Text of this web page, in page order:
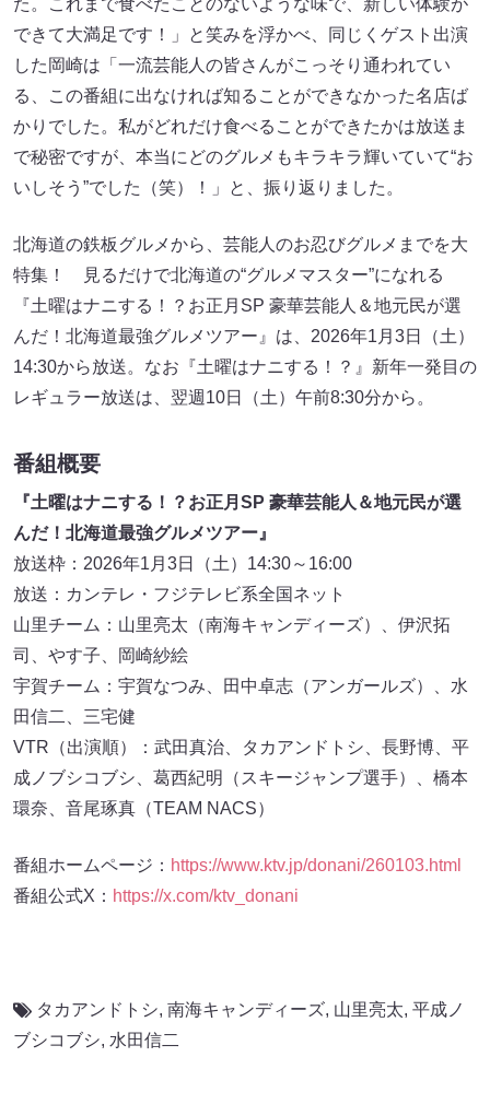
た。これまで食べたことのないような味で、新しい体験が
できて大満足です！」と笑みを浮かべ、同じくゲスト出演
した岡崎は「一流芸能人の皆さんがこっそり通われてい
る、この番組に出なければ知ることができなかった名店ば
かりでした。私がどれだけ食べることができたかは放送ま
で秘密ですが、本当にどのグルメもキラキラ輝いていて“お
いしそう”でした（笑）！」と、振り返りました。
北海道の鉄板グルメから、芸能人のお忍びグルメまでを大
特集！ 見るだけで北海道の“グルメマスター”になれる
『土曜はナニする！？お正月SP 豪華芸能人＆地元民が選
んだ！北海道最強グルメツアー』は、2026年1月3日（土）
14:30から放送。なお『土曜はナニする！？』新年一発目の
レギュラー放送は、翌週10日（土）午前8:30分から。
番組概要
『土曜はナニする！？お正月SP 豪華芸能人＆地元民が選
んだ！北海道最強グルメツアー』
放送枠：2026年1月3日（土）14:30～16:00
放送：カンテレ・フジテレビ系全国ネット
山里チーム：山里亮太（南海キャンディーズ）、伊沢拓
司、やす子、岡崎紗絵
宇賀チーム：宇賀なつみ、田中卓志（アンガールズ）、水
田信二、三宅健
VTR（出演順）：武田真治、タカアンドトシ、長野博、平
成ノブシコブシ、葛西紀明（スキージャンプ選手）、橋本
環奈、音尾琢真（TEAM NACS）
番組ホームページ： https://www.ktv.jp/donani/260103.html
番組公式X： https://x.com/ktv_donani
タカアンドトシ, 南海キャンディーズ, 山里亮太, 平成ノ
ブシコブシ, 水田信二